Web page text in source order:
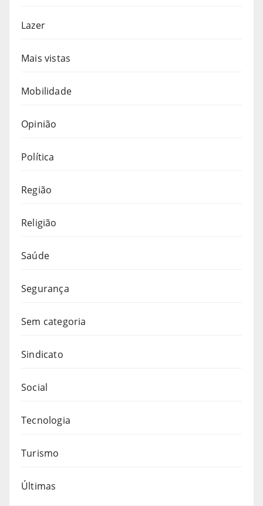
Lazer
Mais vistas
Mobilidade
Opinião
Política
Região
Religião
Saúde
Segurança
Sem categoria
Sindicato
Social
Tecnologia
Turismo
Últimas